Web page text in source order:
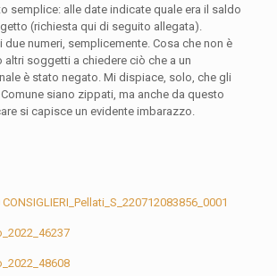
semplice: alle date indicate quale era il saldo
(richiesta qui di seguito allegata).
numeri, semplicemente. Cosa che non è
altri soggetti a chiedere ciò che a un
è stato negato. Mi dispiace, solo, che gli
siano zippati, ma anche da questo
si capisce un evidente imbarazzo.